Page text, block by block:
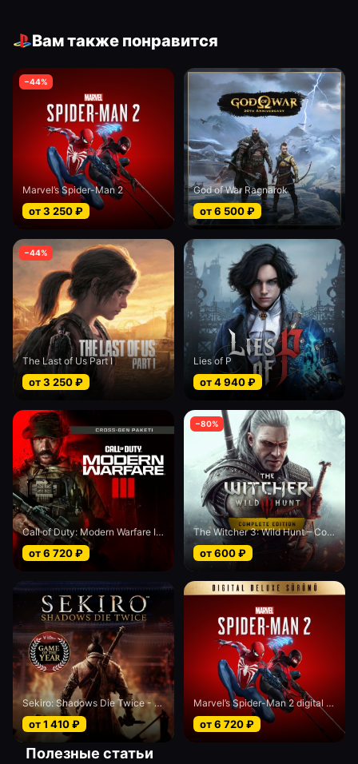
Вам также понравится
−44%
Marvel’s Spider-Man 2
от3 250₽
God of War Ragnarok
от6 500₽
−44%
The Last of Us Part I
от3 250₽
Lies of P
от4 940₽
Call of Duty: Modern Warfare III - Cross-Gen bundle
от6 720₽
−80%
The Witcher 3: Wild Hunt – Complete Edition
от600₽
Sekiro: Shadows Die Twice - Game of the Year edition
от1 410₽
Marvel’s Spider-Man 2 digital Deluxe edition
от6 720₽
Полезные статьи